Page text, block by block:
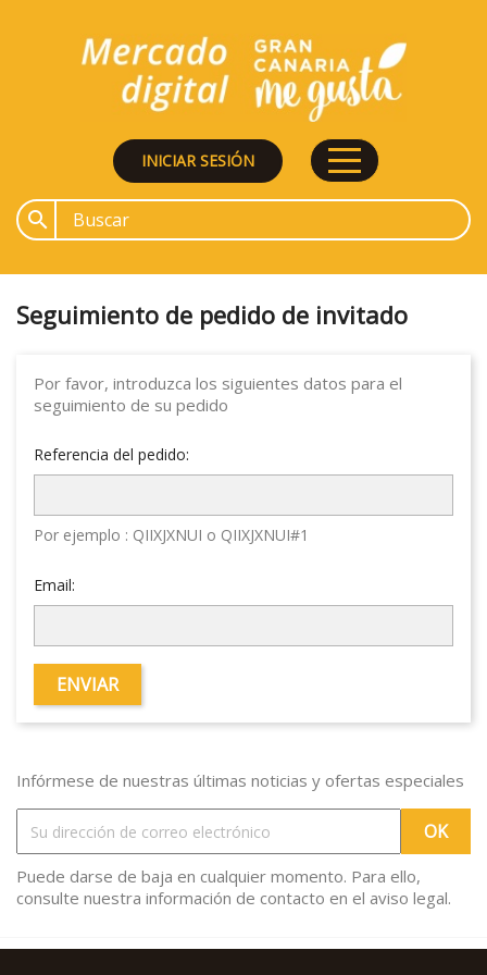

INICIAR SESIÓN
Seguimiento de pedido de invitado
Por favor, introduzca los siguientes datos para el
seguimiento de su pedido
Referencia del pedido:
Por ejemplo : QIIXJXNUI o QIIXJXNUI#1
Email:
ENVIAR
Infórmese de nuestras últimas noticias y ofertas especiales
Puede darse de baja en cualquier momento. Para ello,
consulte nuestra información de contacto en el aviso legal.